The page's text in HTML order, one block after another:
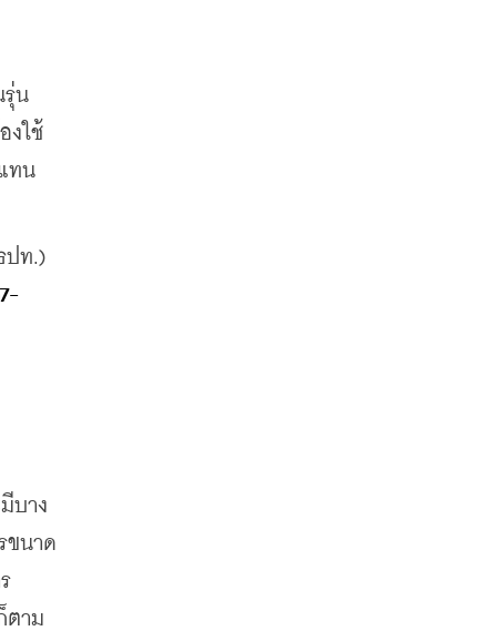
น
งใช้
ทน
ปท.)
บาง
ขนาด
ตาม